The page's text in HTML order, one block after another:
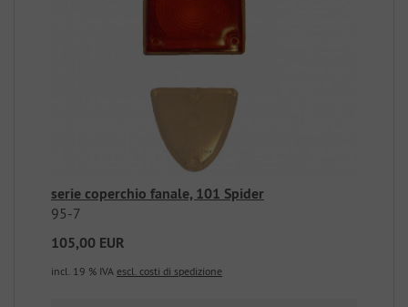
serie coperchio fanale, 101 Spider
95-7
105,00 EUR
incl. 19 % IVA escl. costi di spedizione